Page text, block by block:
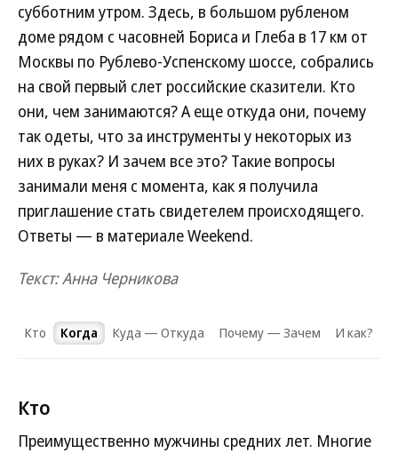
субботним утром. Здесь, в большом рубленом
доме рядом с часовней Бориса и Глеба в 17 км от
Москвы по Рублево-Успенскому шоссе, собрались
на свой первый слет российские сказители. Кто
они, чем занимаются? А еще откуда они, почему
так одеты, что за инструменты у некоторых из
них в руках? И зачем все это? Такие вопросы
занимали меня с момента, как я получила
приглашение стать свидетелем происходящего.
Ответы — в материале Weekend.
Текст: Анна Черникова
Кто Когда Куда — Откуда Почему — Зачем И как?
Кто
Преимущественно мужчины средних лет. Многие